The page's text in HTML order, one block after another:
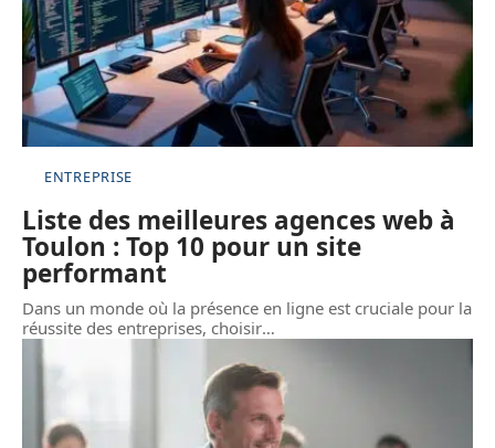
ENTREPRISE
Liste des meilleures agences web à
Toulon : Top 10 pour un site
performant
Dans un monde où la présence en ligne est cruciale pour la
réussite des entreprises, choisir…